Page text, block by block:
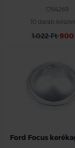
1764269
10 darab
1.022 Ft900
Ford Focus